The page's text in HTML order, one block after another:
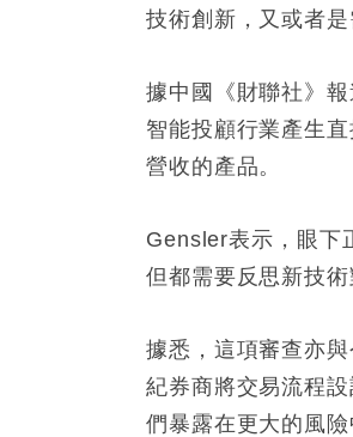
技術創新，又或者是
據中國《財聯社》
智能投顧行業產生
營收的產品。
Gensler表示，眼下
但都需要反思新技
據悉，這項審查亦
紀券商將交易流程
們暴露在更大的風險